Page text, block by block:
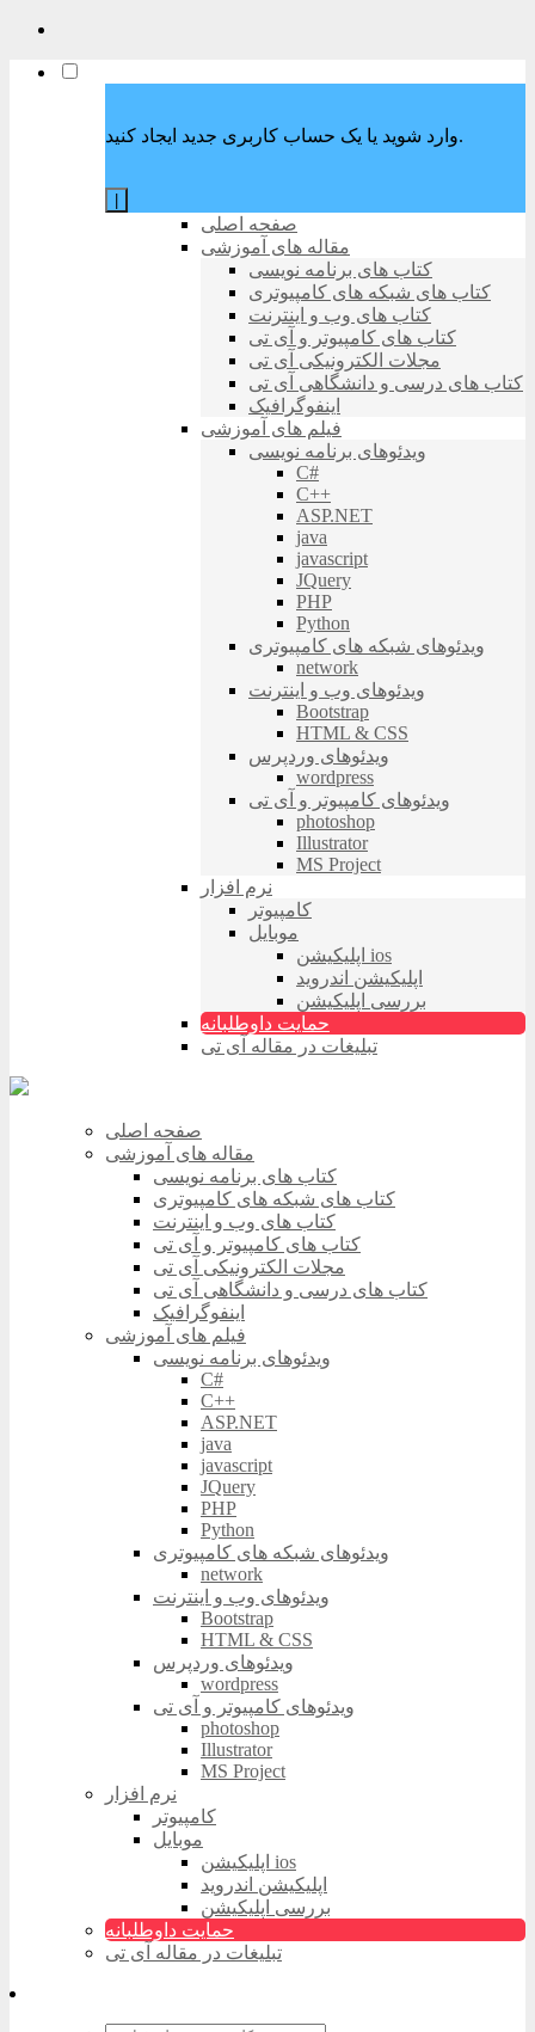
وارد شوید یا یک حساب کاربری جدید ایجاد کنید.
صفحه اصلی
مقاله های آموزشی
کتاب های برنامه نویسی
کتاب های شبکه های کامپیوتری
کتاب های وب و اینترنت
کتاب های کامپیوتر و آی تی
مجلات الکترونیکی آی تی
کتاب های درسی و دانشگاهی آی تی
اینفوگرافیک
فیلم های آموزشی
ویدئوهای برنامه نویسی
C#
C++
ASP.NET
java
javascript
JQuery
PHP
Python
ویدئوهای شبکه های کامپیوتری
network
ویدئوهای وب و اینترنت
Bootstrap
HTML & CSS
ویدئوهای وردپرس
wordpress
ویدئوهای کامپیوتر و آی تی
photoshop
Illustrator
MS Project
نرم افزار
کامپیوتر
موبایل
اپلیکیشن ios
اپلیکیشن اندروید
بررسی اپلیکیشن
حمایت داوطلبانه
تبلیغات در مقاله آی تی
صفحه اصلی
مقاله های آموزشی
کتاب های برنامه نویسی
کتاب های شبکه های کامپیوتری
کتاب های وب و اینترنت
کتاب های کامپیوتر و آی تی
مجلات الکترونیکی آی تی
کتاب های درسی و دانشگاهی آی تی
اینفوگرافیک
فیلم های آموزشی
ویدئوهای برنامه نویسی
C#
C++
ASP.NET
java
javascript
JQuery
PHP
Python
ویدئوهای شبکه های کامپیوتری
network
ویدئوهای وب و اینترنت
Bootstrap
HTML & CSS
ویدئوهای وردپرس
wordpress
ویدئوهای کامپیوتر و آی تی
photoshop
Illustrator
MS Project
نرم افزار
کامپیوتر
موبایل
اپلیکیشن ios
اپلیکیشن اندروید
بررسی اپلیکیشن
حمایت داوطلبانه
تبلیغات در مقاله آی تی